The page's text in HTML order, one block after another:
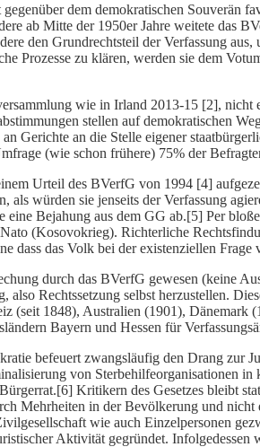
dem demokratischen
ab Mitte der 1950er Jahre weitete das
den Grundrechtsteil der Verfassung
Prozesse zu klären, werden sie dem
wie in Irland 2013-15 [2],
stellen auf demokratischen
Gerichte an die Stelle eigener
(wie schon frühere) 75% der
Urteil des BVerfG von 1994 [4]
als würden sie jenseits der Verfassung
Bejahung aus dem GG ab.[5] Per
(Kosovokrieg). Richterliche
dass das Volk bei der existenziellen
durch das BVerfG gewesen (keine
Rechtssetzung selbst herzustellen.
(seit 1848), Australien (1901),
Bayern und Hessen für
befeuert zwangsläufig den Drang zur
von Sterbehilfeorganisationen
Kritikern des Gesetzes bleibt
Mehrheiten in der Bevölkerung und
wie auch Einzelpersonen
Aktivität gegründet.